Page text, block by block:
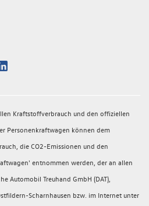
Kraftstoffverbrauch und den offiziellen
Personenkraftwagen können dem
die CO2-Emissionen und den
entnommen werden, der an allen
Automobil Treuhand GmbH (DAT),
Scharnhausen bzw. im Internet unter